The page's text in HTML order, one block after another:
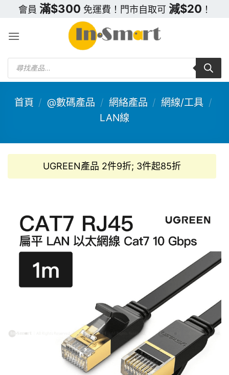
content
會員 滿$300 免運費！門市自取可 減$20 ！
Products
search
首頁 / @數碼產品 / 網絡產品 / 網線/工具 /
LAN線
UGREEN產品 2件9折; 3件起85折